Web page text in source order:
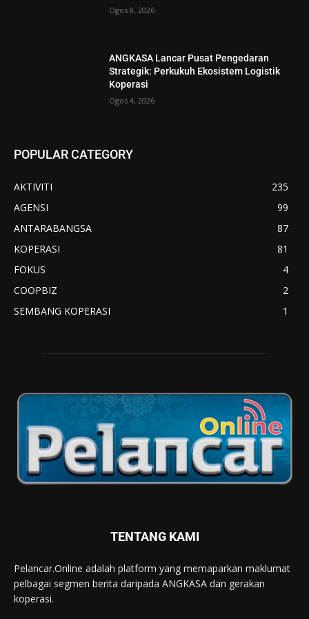
Ogos 8, 2026
ANGKASA Lancar Pusat Pengedaran
Strategik: Perkukuh Ekosistem Logistik
Koperasi
Ogos 4, 2026
POPULAR CATEGORY
AKTIVITI
235
AGENSI
99
ANTARABANGSA
87
KOPERASI
81
FOKUS
4
COOPBIZ
2
SEMBANG KOPERASI
1
TENTANG KAMI
Pelancar.Online adalah platform yang memaparkan maklumat
pelbagai segmen berita daripada ANGKASA dan gerakan
koperasi.